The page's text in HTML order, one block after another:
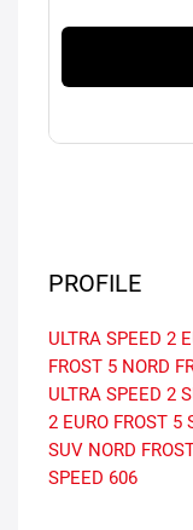
PROFILE
ULTRA SPEED 2
FROST 5 NORD
ULTRA SPEED 2
2 EURO FROST 5
SUV NORD
SPEED 606